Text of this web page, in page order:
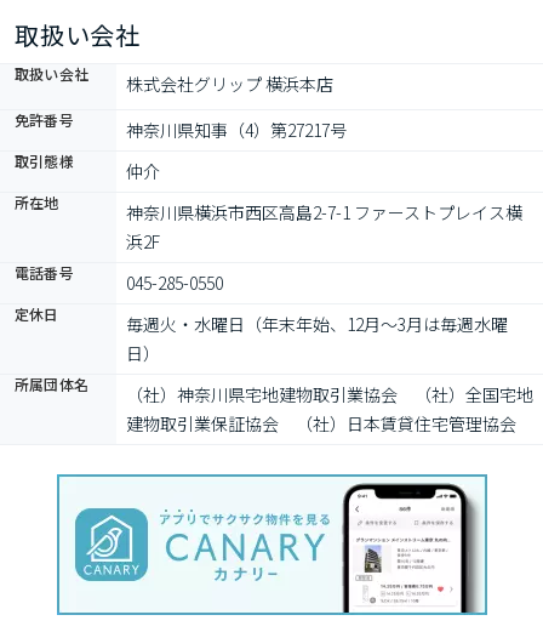
い。
取扱い会社
取扱い会社 株式会社グリップ 横浜本店
免許番号 神奈川県知事（4）第27217号
取引態様 仲介
所在地
神奈川県横浜市西区高島2-7-1 ファーストプレイス横
浜2F
電話番号 045-285-0550
定休日
毎週火・水曜日（年末年始、12月～3月は毎週水曜
日）
所属団体名
（社）神奈川県宅地建物取引業協会　（社）全国宅地
建物取引業保証協会　（社）日本賃貸住宅管理協会